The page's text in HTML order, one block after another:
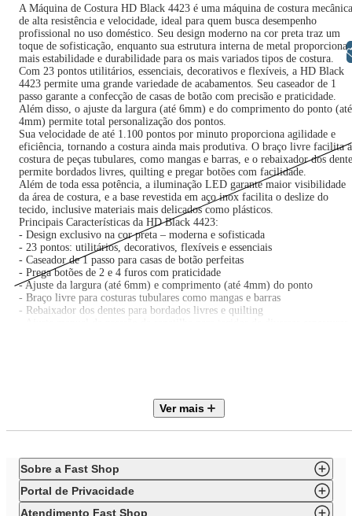
A Máquina de Costura HD Black 4423 é uma máquina de costura mecânica
de alta resistência e velocidade, ideal para quem busca desempenho
profissional no uso doméstico. Seu design moderno na cor preta traz um
toque de sofisticação, enquanto sua estrutura interna de metal proporciona
mais estabilidade e durabilidade para os mais variados tipos de costura.
Com 23 pontos utilitários, essenciais, decorativos e flexíveis, a HD Black
4423 permite uma grande variedade de acabamentos. Seu caseador de 1
passo garante a confecção de casas de botão com precisão e praticidade.
Além disso, o ajuste da largura (até 6mm) e do comprimento do ponto (até
4mm) permite total personalização dos pontos.
Sua velocidade de até 1.100 pontos por minuto proporciona agilidade e
eficiência, tornando a costura ainda mais produtiva. O braço livre facilita a
costura de peças tubulares, como mangas e barras, e o rebaixador dos
permite bordados livres, quilting e pregar botões com facilidade.
Além de toda essa potência, a iluminação LED garante maior visibilidade
da área de costura, e a base revestida em aço inox facilita o deslize do
tecido, inclusive materiais mais delicados como plásticos.
Principais Características da HD Black 4423:
- Design exclusivo na cor preta – moderna e sofisticada
- 23 pontos: utilitários, decorativos, flexíveis e essenciais
- Caseador de 1 passo para casas de botão perfeitas
- Prega botões de 2 e 4 furos com praticidade
- Ajuste da largura (até 6mm) e comprimento (até 4mm) do ponto
- Braço livre para costuras tubulares como mangas e barras
- Rebaixador dos dentes para bordados livres e quilting
Ver mais
Sobre a Fast Shop
Portal de Privacidade
Atendimento Fast Shop
Libras